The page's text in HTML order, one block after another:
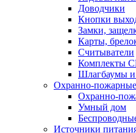
Доводчики
Кнопки
Замки,
Карты,
Считыватели
Комплекты
Шлагбаумы и
Охранно-
Охранно-
Умный дом
Источники